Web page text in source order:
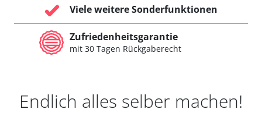
Viele weitere Sonderfunktionen
Zufriedenheitsgarantie
mit 30 Tagen Rückgaberecht
Endlich alles selber machen!